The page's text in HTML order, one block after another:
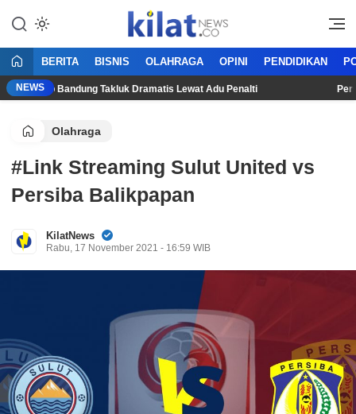
KilatNews.co
Mencerdaskan Anak Bangsa
BERITA BISNIS OLAHRAGA OPINI PENDIDIKAN
NEWSBandung Takluk Dramatis Lewat Adu Penalti Persija
Olahraga
#Link Streaming Sulut United vs
Persiba Balikpapan
KilatNews
Rabu, 17 November 2021 - 16:59 WIB